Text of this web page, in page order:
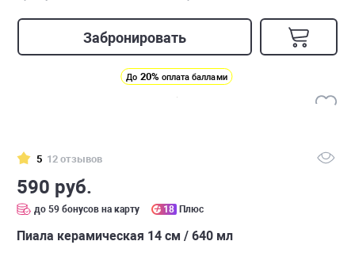
Забронировать
До 20% оплата баллами
5 12 отзывов
590 руб.
до 59 бонусов на карту 18 Плюс
Пиала керамическая 14 см / 640 мл